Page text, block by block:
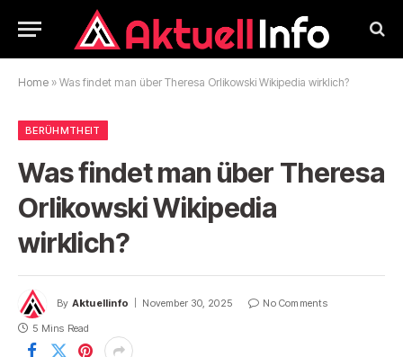
Home » Was findet man über Theresa Orlikowski Wikipedia wirklich?
BERÜHMTHEIT
Was findet man über Theresa
Orlikowski Wikipedia
wirklich?
By Aktuellinfo November 30, 2025
No Comments
5 Mins Read